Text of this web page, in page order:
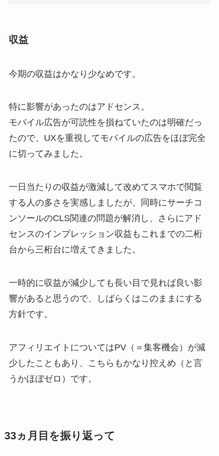
収益
今期の収益はかなり少なめです。
特に影響があったのはアドセンス。
モバイル広告が可読性を損ねていたのは明確だっ
たので、UXを重視してモバイルの広告をほぼ完全
に切ってみました。
一日当たりの収益が激減して改めてスマホで閲覧
する人の多さを実感しましたが、同時にサーチコ
ンソールのCLS関連の問題が解消し、さらにアド
センスのインプレッション収益もこれまでの二桁
台から三桁台に増えてきました。
一時的に収益が減少しても長い目で見れば良い影
響があると思うので、しばらくはこのままにする
方針です。
アフィリエイトについてはPV（＝集客機会）が減
少したこともあり、こちらもかなり控えめ（と言
うかほぼゼロ）です。
33ヵ月目を振り返って